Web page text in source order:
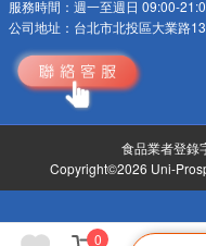
0
服務時間： 週一至週日 09:00-
公司地址： 台北市北投區大業路
食品業者登錄
Copyright©2026 Uni-